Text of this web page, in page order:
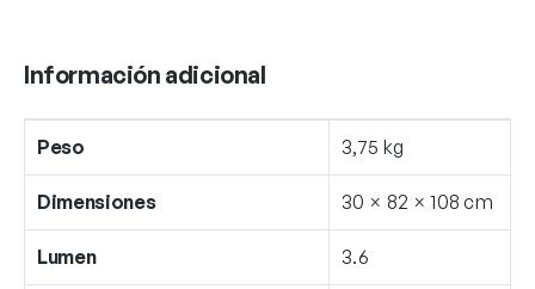
Información adicional
Peso 3,75 kg
Dimensiones 30 × 82 × 108 cm
Lumen 3.6